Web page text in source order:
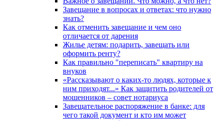
Завещание в вопросах и ответах: что нужно
знать?
Как отменить завещание и чем оно
отличается от дарения
Жилье детям: подарить, завещать или
оформить ренту?
Как правильно "переписать" квартиру на
внуков
«Рассказывают о каких-то людях, которые к
ним приходят...» Как защитить родителей от
мошенников – совет нотариуса
Завещательное распоряжение в банке: для
чего такой документ и кто им может